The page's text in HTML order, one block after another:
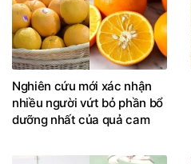
Nghiên cứu mới xác nhận
nhiều người vứt bỏ phần bổ
dưỡng nhất của quả cam